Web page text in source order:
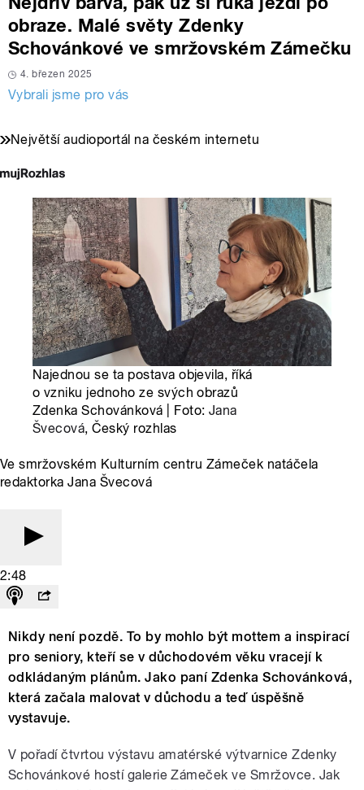
obraze. Malé světy Zdenky
Schovánkové ve smržovském Zámečku
4. březen 2025
Vybrali jsme pro vás
Největší audioportál na českém internetu
Najednou se ta postava objevila, říká
o vzniku jednoho ze svých obrazů
Zdenka Schovánková | Foto: Jana
Švecová, Český rozhlas
Ve smržovském Kulturním centru Zámeček natáčela
redaktorka Jana Švecová
2:48
Nikdy není pozdě. To by mohlo být mottem a inspirací
pro seniory, kteří se v důchodovém věku vracejí k
odkládaným plánům. Jako paní Zdenka Schovánková,
která začala malovat v důchodu a teď úspěšně
vystavuje.
V pořadí čtvrtou výstavu amatérské výtvarnice Zdenky
Schovánkové hostí galerie Zámeček ve Smržovce. Jak